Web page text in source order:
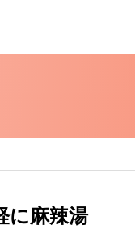
に麻辣湯